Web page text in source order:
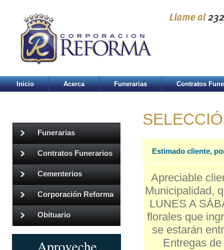
Inicio Acerca Funerarias Contratos
Funerarias
Contratos Funerarios
Cementerios
Corporación Reforma
Obituario
Estimado cliente,
Apreciable
Municipalidad,
LUNES A
florales que
se estarán
Entregas